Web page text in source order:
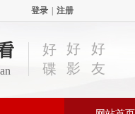
登录 注册
好
碟
好
影
好
友